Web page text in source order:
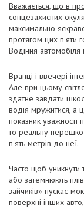
Вважається, що в
сонцезахисних
максимально
протягом цих п'яти
Водіння
Вранці і ввечері
Але при цьому
здатне завдати
водія мружитися, а
показник уважності
то реальну
п'ять метрів до неї.
Часто щоб уникнути
або затемнюють
зайчиків» пускає
поверхні інших